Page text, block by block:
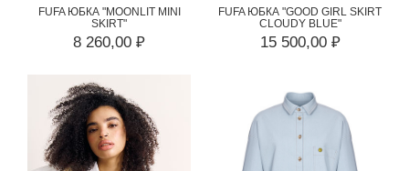
FUFA ЮБКА "MOONLIT MINI
SKIRT"
8 260,00 ₽
FUFA ЮБКА "GOOD GIRL SKIRT
CLOUDY BLUE"
15 500,00 ₽